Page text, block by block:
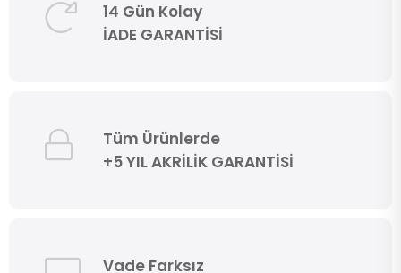
14 Gün Kolay
İADE GARANTİSİ
Tüm Ürünlerde
+5 YIL AKRİLİK GARANTİSİ
Vade Farksız